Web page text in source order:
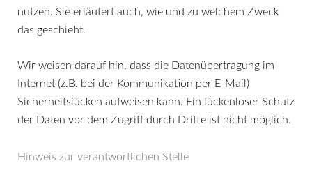
nutzen. Sie erläutert auch, wie und zu welchem Zweck
das geschieht.
Wir weisen darauf hin, dass die Datenübertragung im
Internet (z.B. bei der Kommunikation per E-Mail)
Sicherheitslücken aufweisen kann. Ein lückenloser Schutz
der Daten vor dem Zugriff durch Dritte ist nicht möglich.
Hinweis zur verantwortlichen Stelle